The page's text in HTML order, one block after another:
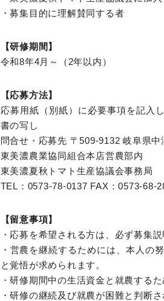
・募集目的に理解賛同する者
【研修期間】
令和8年4月～（2年以内）
【応募方法】
応募用紙（別紙）に必要事項を記入
書の写し
問合せ・応募先 〒509-9132 岐阜県
東美濃農業協同組合本店営農部内
東美濃夏秋トマト生産協議会事務局
TEL：0573-78-0137 FAX：0573-68-
【留意事項】
・応募を希望される方は、必ず募集
・営農を継続するためには、本人の
と覚悟が求められます。
・研修期間中の生活資金と就農する
・研修の継続及び就農が困難と判断